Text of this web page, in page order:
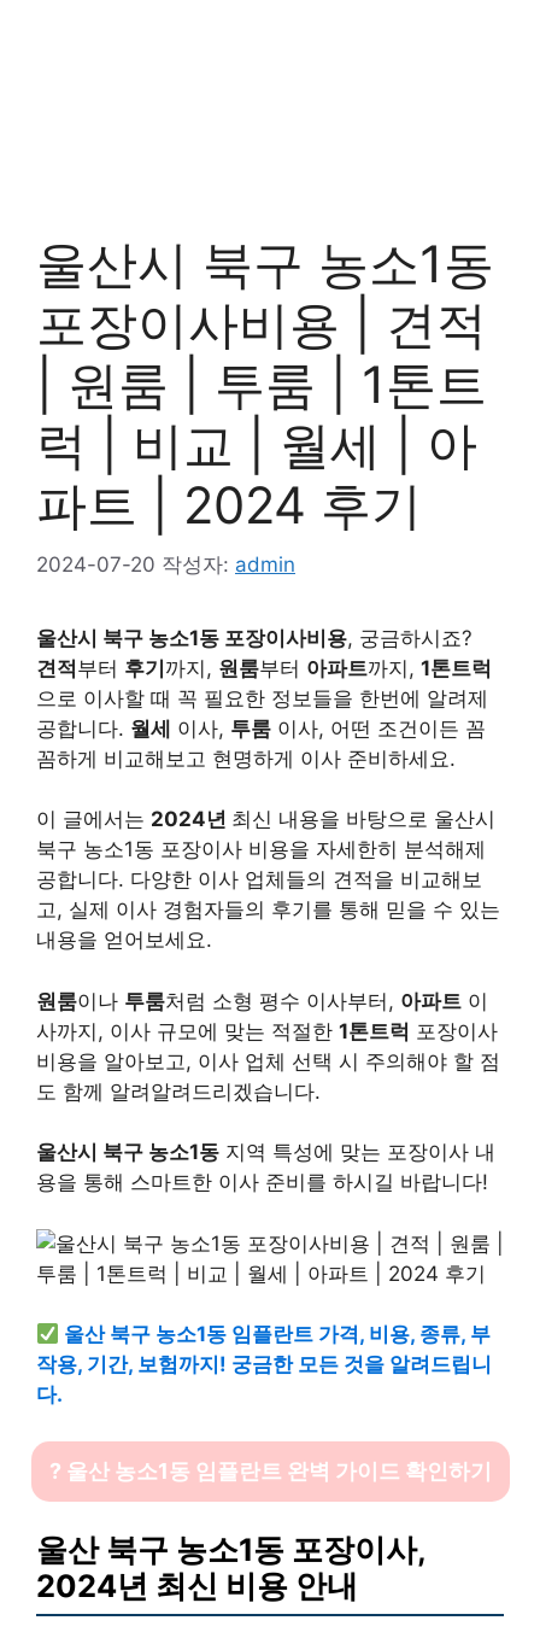
울산시 북구 농소1동
포장이사비용 | 견적
| 원룸 | 투룸 | 1톤트
럭 | 비교 | 월세 | 아
파트 | 2024 후기
2024-07-20 작성자: admin
울산시 북구 농소1동 포장이사비용, 궁금하시죠?
견적부터 후기까지, 원룸부터 아파트까지, 1톤트럭
으로 이사할 때 꼭 필요한 정보들을 한번에 알려제
공합니다. 월세 이사, 투룸 이사, 어떤 조건이든 꼼
꼼하게 비교해보고 현명하게 이사 준비하세요.
이 글에서는 2024년 최신 내용을 바탕으로 울산시
북구 농소1동 포장이사 비용을 자세한히 분석해제
공합니다. 다양한 이사 업체들의 견적을 비교해보
고, 실제 이사 경험자들의 후기를 통해 믿을 수 있는
내용을 얻어보세요.
원룸이나 투룸처럼 소형 평수 이사부터, 아파트 이
사까지, 이사 규모에 맞는 적절한 1톤트럭 포장이사
비용을 알아보고, 이사 업체 선택 시 주의해야 할 점
도 함께 알려알려드리겠습니다.
울산시 북구 농소1동 지역 특성에 맞는 포장이사 내
용을 통해 스마트한 이사 준비를 하시길 바랍니다!
울산 북구 농소1동 임플란트 가격, 비용, 종류, 부
작용, 기간, 보험까지! 궁금한 모든 것을 알려드립니
다.
? 울산 농소1동 임플란트 완벽 가이드 확인하기
울산 북구 농소1동 포장이사,
2024년 최신 비용 안내